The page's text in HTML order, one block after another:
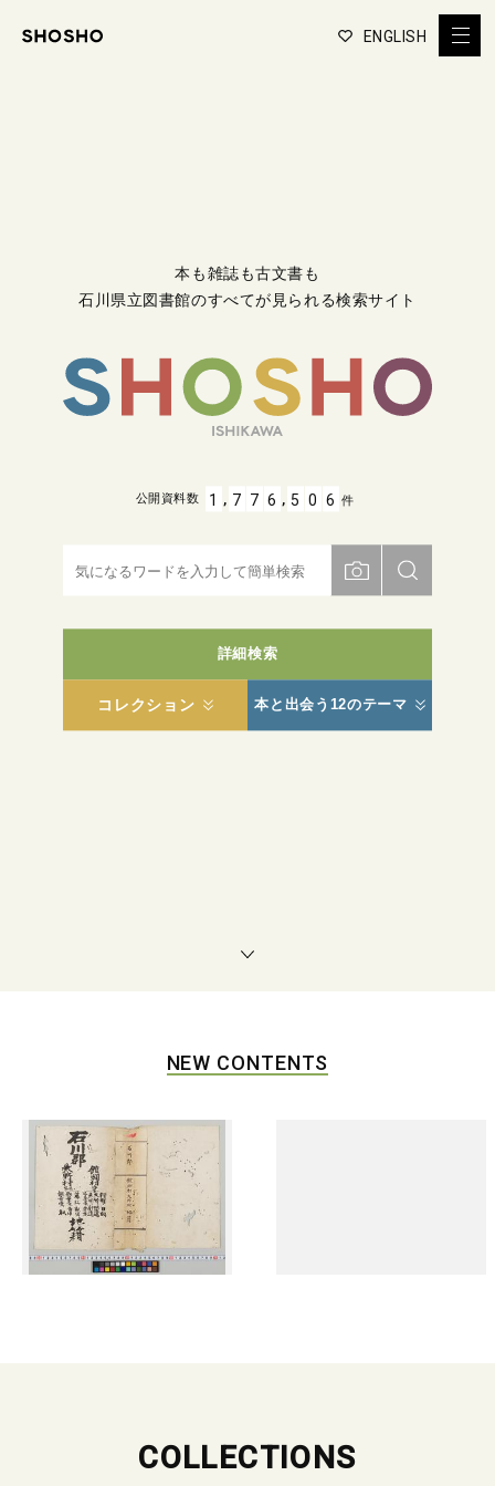
ENGLISH
本も雑誌も古文書も
石川県立図書館のすべてが見られる検索サイト
詳細検索
コレクション 本と出会う12のテーマ
公開資料数 1 , 7 7 6 , 5 0 6 件
NEW CONTENTS
COLLECTIONS